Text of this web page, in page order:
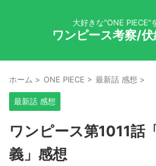
大好きな"ONE PIECE"
ワンピース考察/
ホーム > ONE PIECE > 最新話 感想 >
最新話 感想
ワンピース第1011話
義」感想